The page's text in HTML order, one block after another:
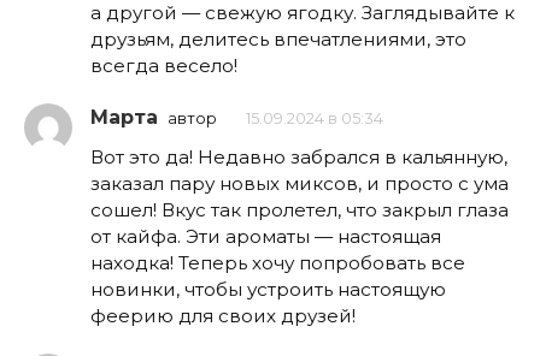
а другой — свежую ягодку. Заглядывайте к
друзьям, делитесь впечатлениями, это
всегда весело!
Марта автор 15.09.2024 в 05:34
Вот это да! Недавно забрался в кальянную,
заказал пару новых миксов, и просто с ума
сошел! Вкус так пролетел, что закрыл глаза
от кайфа. Эти ароматы — настоящая
находка! Теперь хочу попробовать все
новинки, чтобы устроить настоящую
феерию для своих друзей!